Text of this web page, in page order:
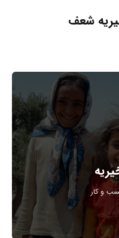
شعف
و کار
خیریه با خیرین و
درگاه های اینترنتی